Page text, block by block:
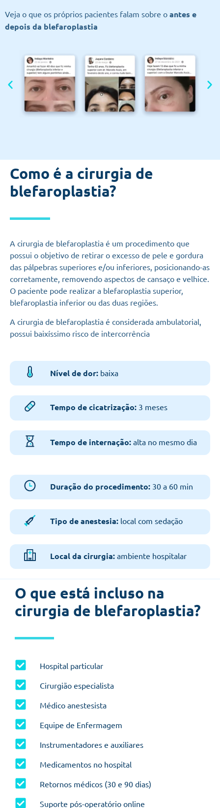
Veja o que os próprios pacientes falam sobre o antes e
depois da blefaroplastia
Como é a cirurgia de
blefaroplastia?
A cirurgia de blefaroplastia é um procedimento que
possui o objetivo de retirar o excesso de pele e gordura
das pálpebras superiores e/ou inferiores, posicionando-as
corretamente, removendo aspectos de cansaço e velhice.
O paciente pode realizar a blefaroplastia superior,
blefaroplastia inferior ou das duas regiões.
A cirurgia de blefaroplastia é considerada ambulatorial,
possui baixíssimo risco de intercorrência
Nível de dor: baixa
Tempo de cicatrização:3 meses
Tempo de internação:alta no mesmo dia
Duração do procedimento:30 a 60 min
Tipo de anestesia:local com sedação
Local da cirurgia:ambiente hospitalar
O que está incluso na
cirurgia de blefaroplastia?
Hospital particular
Cirurgião especialista
Médico anestesista
Equipe de Enfermagem
Instrumentadores e auxiliares
Medicamentos no hospital
Retornos médicos (30 e 90 dias)
Suporte pós-operatório online